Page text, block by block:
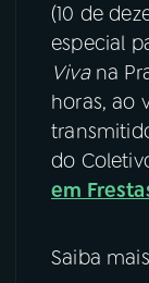
(10 de
especial
Vivana
horas, ao
do
em
Saiba